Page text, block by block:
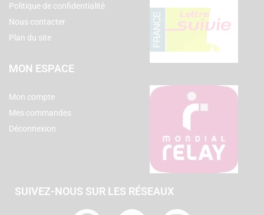
Politique de confidentialité
Nous contacter
Plan du site
MON ESPACE
Mon compte
Mes commandes
Déconnexion
SUIVEZ-NOUS SUR LES RÉSEAUX